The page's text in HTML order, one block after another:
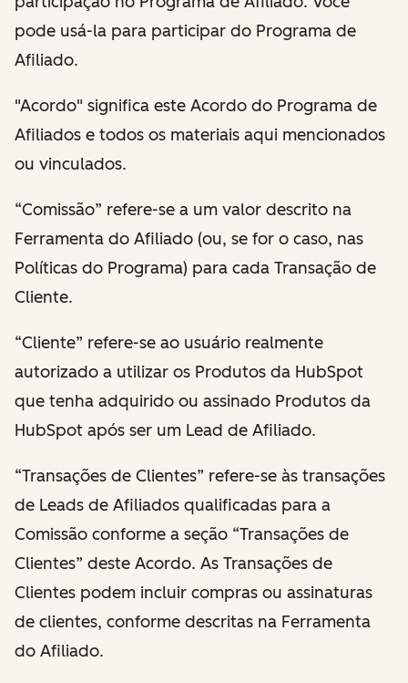
pode usá-la para participar do Programa de
Afiliado.
"Acordo" significa este Acordo do Programa de
Afiliados e todos os materiais aqui mencionados
ou vinculados.
“Comissão” refere-se a um valor descrito na
Ferramenta do Afiliado (ou, se for o caso, nas
Políticas do Programa) para cada Transação de
Cliente.
“Cliente” refere-se ao usuário realmente
autorizado a utilizar os Produtos da HubSpot
que tenha adquirido ou assinado Produtos da
HubSpot após ser um Lead de Afiliado.
“Transações de Clientes” refere-se às transações
de Leads de Afiliados qualificadas para a
Comissão conforme a seção “Transações de
Clientes” deste Acordo. As Transações de
Clientes podem incluir compras ou assinaturas
de clientes, conforme descritas na Ferramenta
do Afiliado.